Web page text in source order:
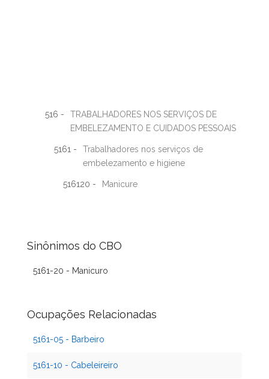
516 -
TRABALHADORES NOS SERVIÇOS DE
EMBELEZAMENTO E CUIDADOS PESSOAIS
5161 -
Trabalhadores nos serviços de
embelezamento e higiene
516120 - Manicure
Sinônimos do CBO
5161-20 - Manicuro
Ocupações Relacionadas
5161-05 - Barbeiro
5161-10 - Cabeleireiro